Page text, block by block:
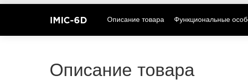
IMIC-6D Описание товара Функциональные
Описание товара